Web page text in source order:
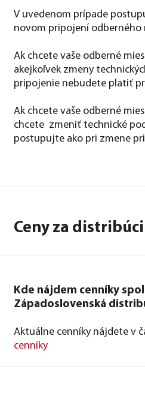
V uvedenom prípade
novom pripojení odberného
Ak chcete vaše odberné
akejkoľvek zmeny
pripojenie nebudete platiť
Ak chcete vaše odberné
chcete zmeniť technické
postupujte ako pri zmene
Ceny za
Kde nájdem cenníky
Západoslovenská
Aktuálne cenníky nájdete v
cenníky